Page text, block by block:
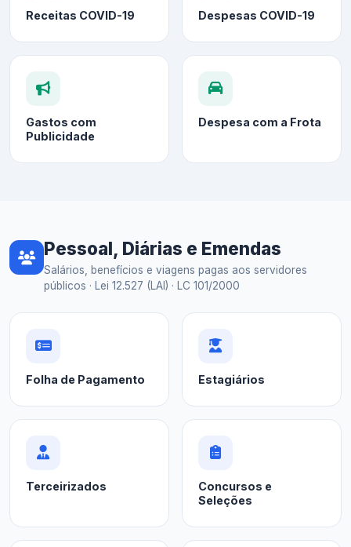
Receitas COVID-19 Despesas COVID-19
Gastos com
Publicidade
Despesa com a Frota
Pessoal, Diárias e Emendas
Salários, benefícios e viagens pagas aos servidores
públicos · Lei 12.527 (LAI) · LC 101/2000
Folha de Pagamento Estagiários
Terceirizados
Concursos e
Seleções